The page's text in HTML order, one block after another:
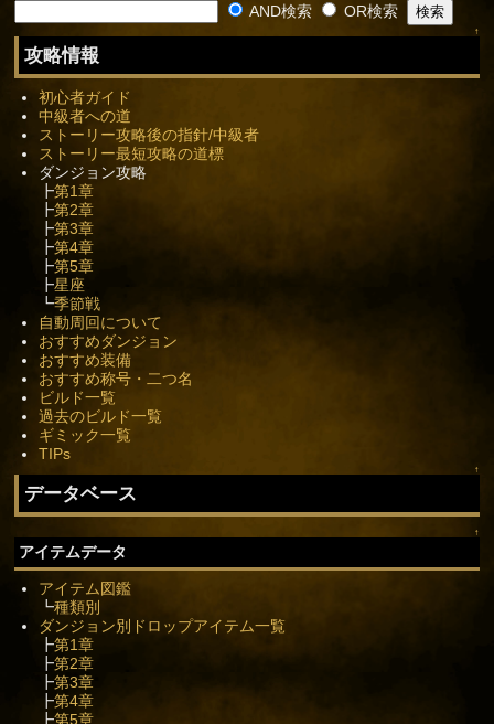
AND検索 OR検索
↑
攻略情報
初心者ガイド
中級者への道
ストーリー攻略後の指針/中級者
ストーリー最短攻略の道標
ダンジョン攻略
┣第1章
┣第2章
┣第3章
┣第4章
┣第5章
┣星座
┗季節戦
自動周回について
おすすめダンジョン
おすすめ装備
おすすめ称号・二つ名
ビルド一覧
過去のビルド一覧
ギミック一覧
TIPs
↑
データベース
↑
アイテムデータ
アイテム図鑑
┗種類別
ダンジョン別ドロップアイテム一覧
┣第1章
┣第2章
┣第3章
┣第4章
┣第5章